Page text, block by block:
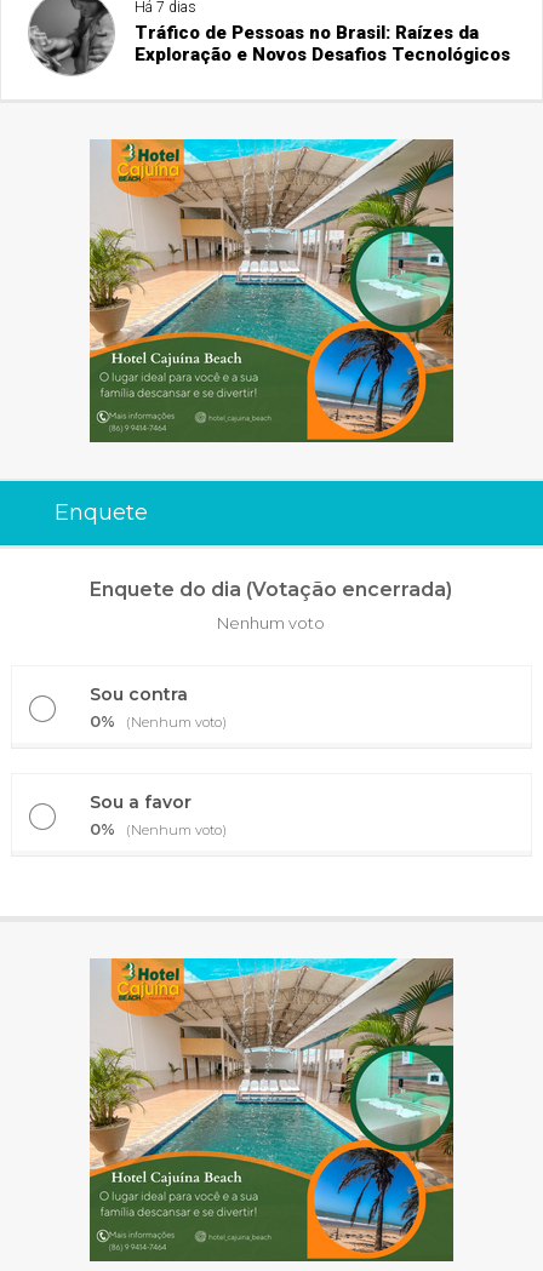
Há 7 dias
Tráfico de Pessoas no Brasil: Raízes da
Exploração e Novos Desafios Tecnológicos
Enquete
Enquete do dia (Votação encerrada)
Nenhum voto
Sou contra
0% (Nenhum voto)
Sou a favor
0% (Nenhum voto)